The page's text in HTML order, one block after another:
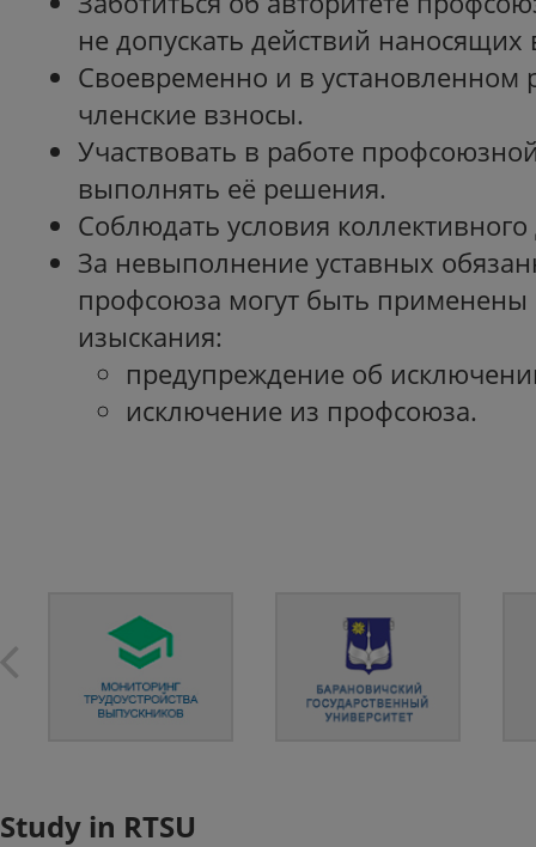
не допускать действий
Своевременно и в установленном
членские взносы.
Участвовать в работе
выполнять её решения.
Соблюдать условия коллективного
За невыполнение уставных
профсоюза могут быть
изыскания:
предупреждение об
исключение из профсоюза.
Study in RTSU